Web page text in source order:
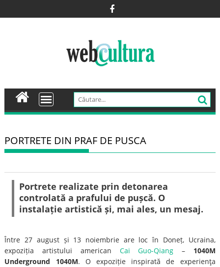
to
PORTRETE DIN PRAF DE PUSCA
Portrete realizate prin detonarea
controlată a prafului de pușcă. O
instalație artistică și, mai ales, un mesaj.
Între 27 august și 13 noiembrie are loc în Doneț, Ucraina,
expoziția artistului american Cai Guo-Qiang – 1040M
Underground 1040M. O expoziție inspirată de experienţa